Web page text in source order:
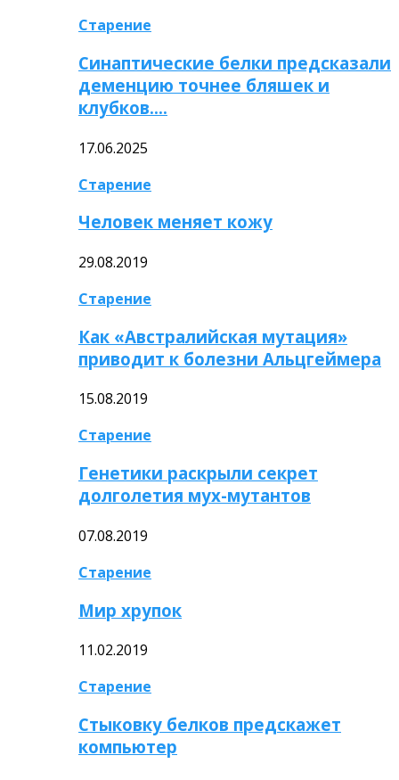
Старение
Синаптические белки предсказали
деменцию точнее бляшек и
клубков….
17.06.2025
Старение
Человек меняет кожу
29.08.2019
Старение
Как «Австралийская мутация»
приводит к болезни Альцгеймера
15.08.2019
Старение
Генетики раскрыли секрет
долголетия мух-мутантов
07.08.2019
Старение
Мир хрупок
11.02.2019
Старение
Стыковку белков предскажет
компьютер